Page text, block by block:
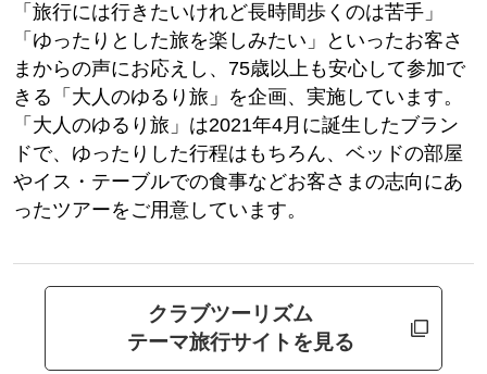
「旅行には行きたいけれど長時間歩くのは苦手」
「ゆったりとした旅を楽しみたい」といったお客さ
まからの声にお応えし、75歳以上も安心して参加で
きる「大人のゆるり旅」を企画、実施しています。
「大人のゆるり旅」は2021年4月に誕生したブラン
ドで、ゆったりした行程はもちろん、ベッドの部屋
やイス・テーブルでの食事などお客さまの志向にあ
ったツアーをご用意しています。
クラブツーリズム
テーマ旅行サイトを見る